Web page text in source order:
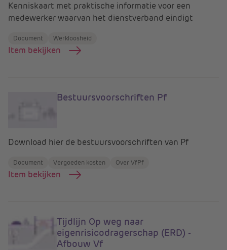
Kenniskaart met praktische informatie voor een
medewerker waarvan het dienstverband eindigt
Document Werkloosheid
Item bekijken
Bestuursvoorschriften Pf
Download hier de bestuursvoorschriften van Pf
Document Vergoeden kosten Over VfPf
Item bekijken
Tijdlijn Op weg naar
eigenrisicodragerschap (ERD) -
Afbouw Vf